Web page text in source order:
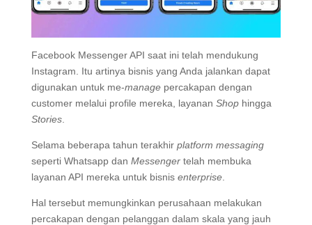
Facebook Messenger API saat ini telah mendukung
Instagram. Itu artinya bisnis yang Anda jalankan dapat
digunakan untuk me-managepercakapan dengan
customer melalui profile mereka, layanan Shophingga
Stories.
Selama beberapa tahun terakhir platform messaging
seperti Whatsapp dan Messengertelah membuka
layanan API mereka untuk bisnis enterprise.
Hal tersebut memungkinkan perusahaan melakukan
percakapan dengan pelanggan dalam skala yang jauh